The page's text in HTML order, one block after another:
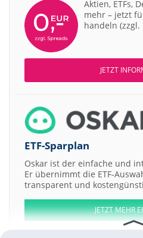
Aktien, ETFs,
mehr – jetzt
handeln
JETZT
ETF-Sparplan
Oskar ist der einfache und
Er übernimmt die ETF-
transparent und
JETZT MEHR